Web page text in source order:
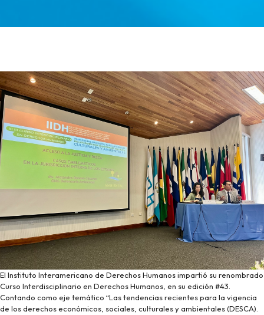
El Instituto Interamericano de Derechos Humanos impartió su renombrado
Curso Interdisciplinario en Derechos Humanos, en su edición #43.
Contando como eje temático “Las tendencias recientes para la vigencia
de los derechos económicos, sociales, culturales y ambientales (DESCA).